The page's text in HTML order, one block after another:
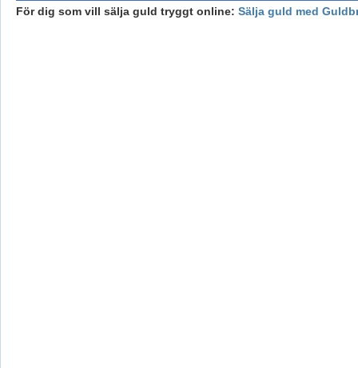
För dig som vill sälja guld tryggt online: Sälja guld med